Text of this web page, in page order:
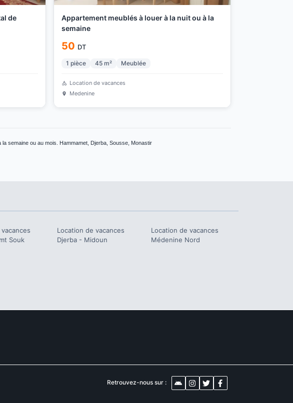
de
Appartement meublés à louer à la nuit ou à la
semaine
50 DT
1 pièce 45m² Meublée
Location de vacances
Medenine
semaine ou au mois. Hammamet, Djerba, Sousse, Monastir
Souk
Location de vacances
Djerba - Midoun
Location de vacances
Médenine Nord
Retrouvez-nous sur :